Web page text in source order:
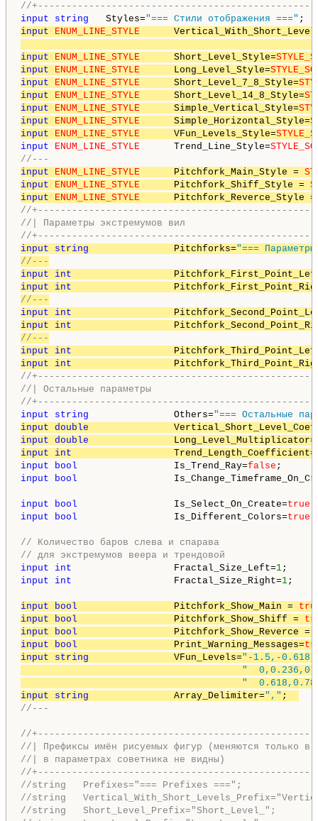
//
input
string Styles="=== Стили отображения ==="
input
ENUM_LINE_STYLE
input
ENUM_LINE_STYLE Short_Level_Style=
input
ENUM_LINE_STYLE Long_Level_Style=
input
ENUM_LINE_STYLE Short_Level_7_8_Style=
input
ENUM_LINE_STYLE Short_Level_14_8_Style=
input
ENUM_LINE_STYLE Simple_Vertical_Style=
input
ENUM_LINE_STYLE Simple_Horizontal_Style=
input
ENUM_LINE_STYLE VFun_Levels_Style=
input
ENUM_LINE_STYLE Trend_Line_Style=
//---
input
ENUM_LINE_STYLE Pitchfork_Main_Style =
input
ENUM_LINE_STYLE Pitchfork_Shiff_Style =
input
ENUM_LINE_STYLE Pitchfork_Reverce_Style
//
//| Параметры экстремумов вил
//
input
string Pitchforks="===
//---
input
int
input
int
//---
input
int
input
int
//---
input
int
input
int
//
//| Остальные параметры
//
input
string Others="=== Остальные
input double
input double Long_Level_Multiplicator=
input
int Trend_Length_Coefficient=
input
bool Is_Trend_Ray=false
input
bool
input
bool Is_Select_On_Create=true
input
bool Is_Different_Colors=true
// Количество баров слева и спарава
// для экстремумов веера и трендовой
input
int Fractal_Size_Left=1
input
int Fractal_Size_Right=1
input bool Pitchfork_Show_Main =
input
bool Pitchfork_Show_Shiff =
input
bool Pitchfork_Show_Reverce =
input
bool Print_Warning_Messages=
input
string VFun_Levels="-1.5,-
"
"
input
string Array_Delimiter="," ;
//---
//
//| Префиксы имён рисуемых фигур (меняются только в
//| в параметрах советника не видны)
//
//string   Prefixes="=== Prefixes ===";
//string
//string   Short_Level_Prefix="Short_Level_";